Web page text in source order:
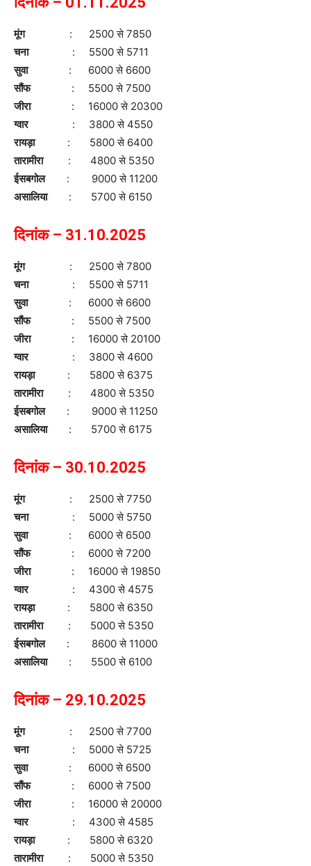
मूंग: 2500 से 7850
चना : 5500 से 5711
सुवा : 6000 से 6600
सौंफ
: 5500 से 7500
जीरा : 16000 से 20300
ग्वार
: 3800 से 4550
रायड़ा : 5800 से 6400
तारामीरा: 4800 से 5350
ईसबगोल
: 9000 से 11200
असालिया : 5700 से 6150
दिनांक – 31.10.2025
मूंग: 2500 से 7800
चना : 5500 से 5711
सुवा : 6000 से 6600
सौंफ
: 5500 से 7500
जीरा : 16000 से 20100
ग्वार
: 3800 से 4600
रायड़ा : 5800 से 6375
तारामीरा: 4800 से 5350
ईसबगोल
: 9000 से 11250
असालिया : 5700 से 6175
दिनांक – 30.10.2025
मूंग: 2500 से 7750
चना : 5000 से 5750
सुवा : 6000 से 6500
सौंफ
: 6000 से 7200
जीरा : 16000 से 19850
ग्वार
: 4300 से 4575
रायड़ा : 5800 से 6350
तारामीरा: 5000 से 5350
ईसबगोल
: 8600 से 11000
असालिया : 5500 से 6100
दिनांक – 29.10.2025
मूंग: 2500 से 7700
चना : 5000 से 5725
सुवा : 6000 से 6500
सौंफ
: 6000 से 7500
जीरा : 16000 से 20000
ग्वार
: 4300 से 4585
रायड़ा : 5800 से 6320
तारामीरा: 5000 से 5350